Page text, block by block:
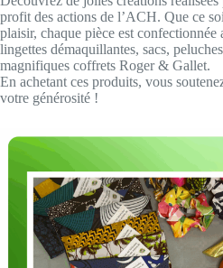
profit des actions de l’ACH. Que ce
plaisir, chaque pièce est
lingettes démaquillantes, sacs,
magnifiques coffrets Roger & Gallet.
En achetant ces produits, vous
votre générosité !